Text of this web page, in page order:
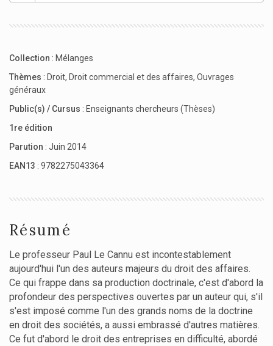
Collection : Mélanges
Thèmes : Droit, Droit commercial et des affaires, Ouvrages
généraux
Public(s) / Cursus : Enseignants chercheurs (Thèses)
1re édition
Parution : Juin 2014
EAN13 : 9782275043364
Résumé
Le professeur Paul Le Cannu est incontestablement
aujourd'hui l'un des auteurs majeurs du droit des affaires.
Ce qui frappe dans sa production doctrinale, c'est d'abord la
profondeur des perspectives ouvertes par un auteur qui, s'il
s'est imposé comme l'un des grands noms de la doctrine
en droit des sociétés, a aussi embrassé d'autres matières.
Ce fut d'abord le droit des entreprises en difficulté, abordé